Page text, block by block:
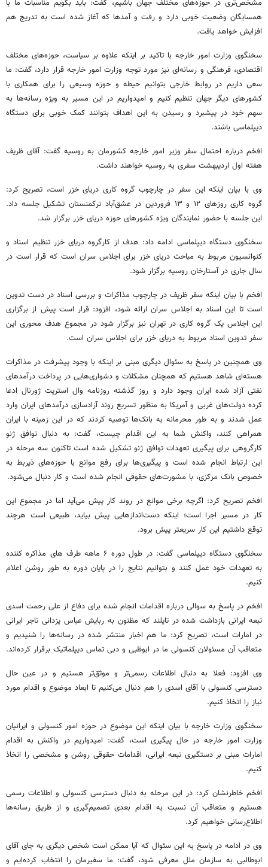
مشخص‌تری در حوزه‌های مختلف جهان باشیم، گفت: باید بگویم مناسبات ما با
همسایگان وضعیت خوبی دارد و رفت و آمدها که آغاز شده است به تدریج هم
افزایش خواهد یافت.
سخنگوی وزارت امور خارجه با تاکید بر اینکه علاوه بر سیاست، حوزه‌های مختلف
اقتصادی، فرهنگی و رسانه‌ای نیز مورد توجه وزارت امور خارجه قرار دارد، گفت: ما
سعی داریم در روابط خارجی بتوانیم حیطه و حوزه وسیعی را برای همکاری با
کشورهای دیگر جهان تنظیم کنیم و امیدواریم در این مسیر به ویژه رسانه‌ها به
سهم خود در پیشبرد و رسیدن به این اهداف بتوانند کمک خوبی برای دستگاه
دیپلماسی باشند.
افخم درباره احتمال سفر وزیر امور خارجه کشورمان به روسیه گفت: آقای ظریف
هفته اول اردیبهشت سفری به روسیه خواهند داشت.
وی با بیان اینکه این سفر در چارچوب گروه کاری دریای خزر است، تصریح کرد:
گروه کاری روزهای ۱۲ و ۱۳ فروردین در عشق‌آباد ترکمنستان تشکیل جلسه داد.
این جلسه با حضور نمایندگان ویژه کشورهای حوزه دریای خزر برگزار شد.
سخنگوی دستگاه دیپلماسی ادامه داد: هدف از کارگروه دریای خزر تنظیم اسناد و
کنوانسیون مربوط به مباحث دریای خزر برای اجلاس سران است که قرار است در
سال جاری در آستارخان روسیه برگزار شود.
افخم با بیان اینکه سفر ظریف در چارچوب مذاکرات و بررسی اسناد در دست تدوین
است تا این اسناد به اجلاس سران ارائه شود، افزود: قرار است پیش از برگزاری
این اجلاس یک گروه کاری در تهران نیز برگزار ‌شود در مجموع هدف محوری این
سفر تدوین اسناد مربوط به دریای خزر برای اجلاس سران است.
وی همچنین در پاسخ به سئوال دیگری مبنی بر اینکه با وجود پیشرفت در مذاکرات
هسته‌ای شاهد هستیم که همچنان مشکلات و دشواری‌هایی در پرداخت درآمدهای
نفتی آزاد شده ایران وجود دارد و روز گذشته روزنامه وال استریت ژورنال ادعا
کرده دولت‌های غربی و آمریکا به منظور تسریع روند آزادسازی درآمدهای ایران وارد
عمل شدند و به طور محرمانه به بانک‌ها توصیه کردند که در این زمینه با ایران
همراهی کنند، واکنش شما به این اقدام چیست، گفت: به دنبال توافق ژنو
کارگروهی برای پیگیری تعهدات توافق ژنو تشکیل شده است تاکنون سه مرحله در
این ارتباط انجام شده است و پیگیری‌ها برای رفع موانع با حوزه‌های ذیربط به
خصوص بانک مرکزی، با مشورت‌های حقوقی انجام شده است و کار دنبال می‌شود.
افخم تصریح کرد: اگرچه برخی موانع در روند کار پیش می‌آید اما در مجموع این
کار در مسیر اجرا است؛ اینکه دست‌اندازهایی پیش بیاید، طبیعی است هرچند
توقع داشتیم این کار سریعتر پیش برود.
سخنگوی دستگاه دیپلماسی گفت: در طول دوره ۶ ماهه طرف های مذاکره کننده
به تعهدات خود عمل کنند و بتوانیم نتایج را در پایان دوره به طور روشن اعلام
کنیم.
افخم در پاسخ به سوالی درباره اقدامات انجام شده برای دفاع از علی رحمت اسدی
تبعه ایرانی بازداشت شده در تایلند که مظنون به ربایش عباس یزدانی تاجر ایرانی
در امارات است، تصریح کرد: ما هم اخبار منتشر شده در رسانه‌ها را شنیدیم و
متعاقب آن مسئولان کنسولی ما در ابوظبی و دبی تماس دیپلماتیک برقرار کرده‌اند.
وی افزود: فعلا به دنبال اطلاعات رسمی‌تر و موثق‌تر هستیم و در عین حال
دسترسی کنسولی با آقای اسدی را هم دنبال می‌کنیم تا ابعاد موضوع و اقدام مورد
نیاز را اتخاذ کنیم.
سخنگوی وزارت خارجه با بیان اینکه این موضوع در حوزه امور کنسولی و ایرانیان
وزارت امور خارجه در حال پیگیری است، گفت: امیدواریم در واکنش به اقدام
امارات مبنی بر دستگیری تبعه ایرانی، اقدامات حقوقی روشن و مشخصی را اتخاذ
کنیم.
افخم خاطرنشان کرد: در این مرحله به دنبال دسترسی کنسولی و اطلاعات رسمی
هستیم و متعاقب آن نسبت به اقدام بعدی تصمیم‌گیری و از طریق رسانه‌ها
اطلاع‌رسانی خواهیم کرد.
وی در ادامه در پاسخ به این سئوال که آیا ممکن است شخص دیگری به جای آقای
ابوطالبی به سازمان ملل معرفی شود، گفت: ما سفیرمان را انتخاب کرده‌ایم و